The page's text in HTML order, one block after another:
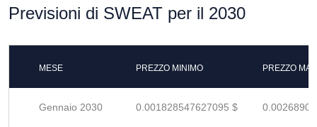
Previsioni di SWEAT per il 2030
MESE PREZZO MINIMO PREZZO
Gennaio 2030 0.001828547627095 $